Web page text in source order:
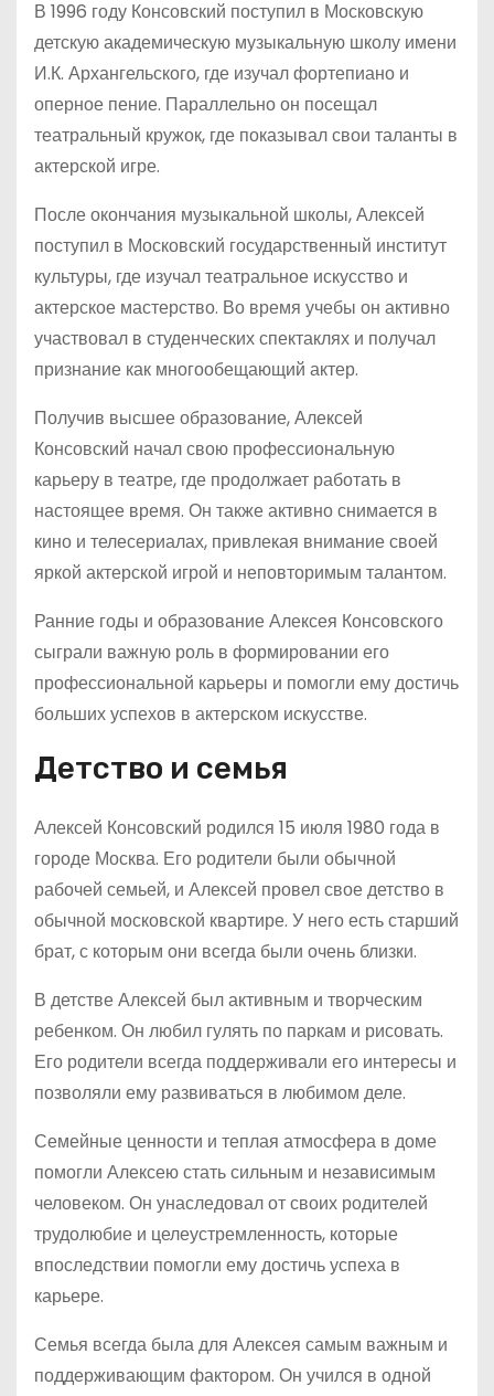
В 1996 году Консовский поступил в Московскую
детскую академическую музыкальную школу имени
И.К. Архангельского, где изучал фортепиано и
оперное пение. Параллельно он посещал
театральный кружок, где показывал свои таланты в
актерской игре.
После окончания музыкальной школы, Алексей
поступил в Московский государственный институт
культуры, где изучал театральное искусство и
актерское мастерство. Во время учебы он активно
участвовал в студенческих спектаклях и получал
признание как многообещающий актер.
Получив высшее образование, Алексей
Консовский начал свою профессиональную
карьеру в театре, где продолжает работать в
настоящее время. Он также активно снимается в
кино и телесериалах, привлекая внимание своей
яркой актерской игрой и неповторимым талантом.
Ранние годы и образование Алексея Консовского
сыграли важную роль в формировании его
профессиональной карьеры и помогли ему достичь
больших успехов в актерском искусстве.
Детство и семья
Алексей Консовский родился 15 июля 1980 года в
городе Москва. Его родители были обычной
рабочей семьей, и Алексей провел свое детство в
обычной московской квартире. У него есть старший
брат, с которым они всегда были очень близки.
В детстве Алексей был активным и творческим
ребенком. Он любил гулять по паркам и рисовать.
Его родители всегда поддерживали его интересы и
позволяли ему развиваться в любимом деле.
Семейные ценности и теплая атмосфера в доме
помогли Алексею стать сильным и независимым
человеком. Он унаследовал от своих родителей
трудолюбие и целеустремленность, которые
впоследствии помогли ему достичь успеха в
карьере.
Семья всегда была для Алексея самым важным и
поддерживающим фактором. Он учился в одной